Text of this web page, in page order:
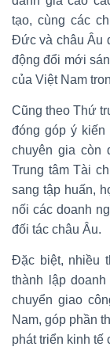
tạo, cùng các
Đức và châu Âu
động đổi mới
của Việt Nam
Cũng theo Thứ
đóng góp ý
chuyên gia còn
Trung tâm Tài
sang tập huấn,
nối các doanh
đối tác châu Âu.
Đặc biệt, nhiều
thành lập
chuyển giao
Nam, góp phần
phát triển kinh tế